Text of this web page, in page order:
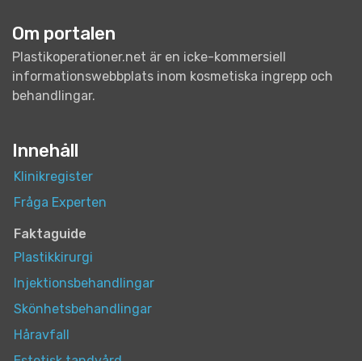
Om portalen
Plastikoperationer.net är en icke-kommersiell
informationswebbplats inom kosmetiska ingrepp och
behandlingar.
Innehåll
Klinikregister
Fråga Experten
Faktaguide
Plastikkirurgi
Injektionsbehandlingar
Skönhetsbehandlingar
Håravfall